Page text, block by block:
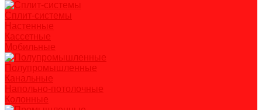
Сплит-системы
Настенные
Кассетные
Мобильные
Полупромышленные
Канальные
Напольно-потолочные
Колонные